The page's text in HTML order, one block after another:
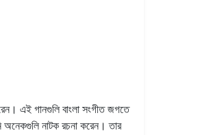
এই গানগুলি বাংলা সংগীত জগতে
অনেকগুলি নাটক রচনা করেন। তার